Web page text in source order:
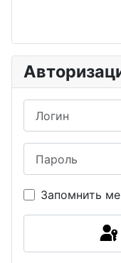
Запомнить